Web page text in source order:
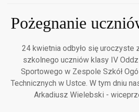
Pożegnanie
24 kwietnia odbyło się uroczyste
szkolnego uczniów klasy IV
Sportowego w Zespole Szkół
Technicznych w Ustce. W tym dniu
Arkadiusz Wielebski -